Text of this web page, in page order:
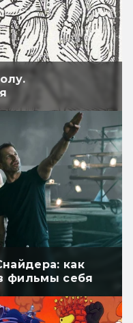
как
фильмы себя